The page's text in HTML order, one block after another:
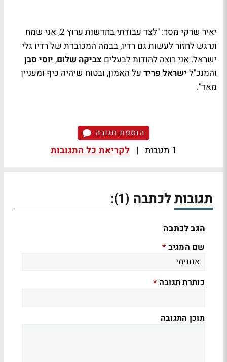
יאיר שרקי מסר: "לצד עבודתי בחדשות ערוץ 2, אני שמח
ונרגש לחזור לעשות גם רדיו, בבמה המכובדת של רדיו גלי
ישראל. אני רוצה להודות לבעלים צביקה שלום, יוסי סבן
והמנכ"ל ישראל פריד על האמון, ובטוח שיהיה כיף ומעניין
מאד".
הוספת תגובה
1 תגובות | לקריאת כל התגובות
תגובות לכתבה (1)
:
הגב לכתבה
שם המגיב *
כותרת תגובה *
תוכן התגובה